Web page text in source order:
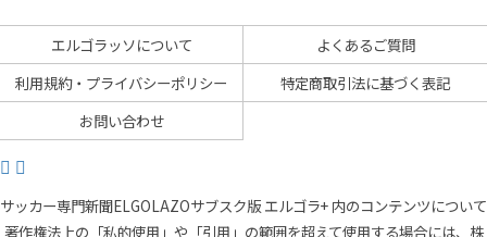
エルゴラッソについて
よくあるご質問
利用規約・プライバシーポリシー
特定商取引法に基づく表記
お問い合わせ
サッカー専門新聞ELGOLAZOサブスク版 エルゴラ+ 内のコンテンツについて
著作権法上の「私的使用」や「引用」の範囲を超えて使用する場合には、株